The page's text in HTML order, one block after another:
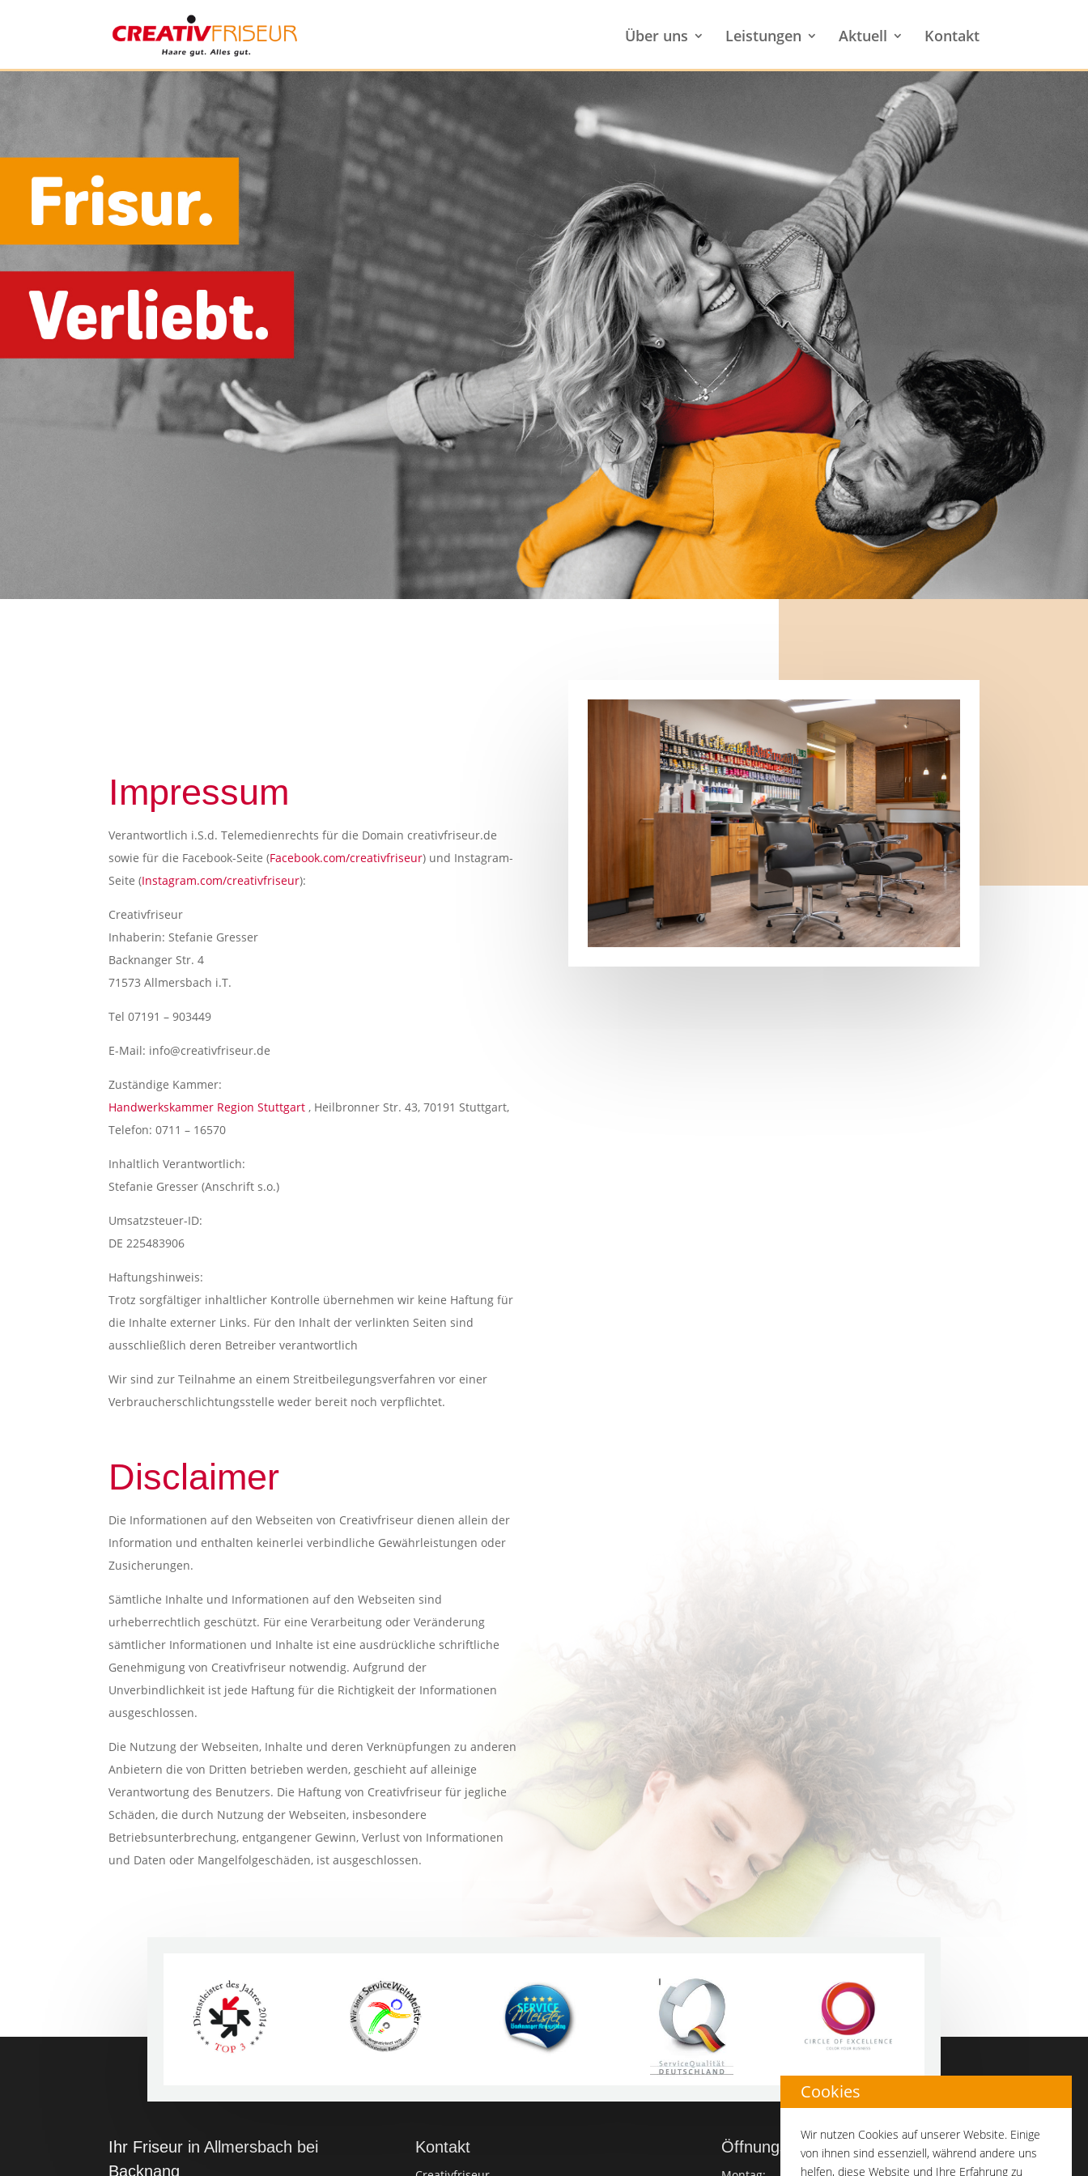
Über uns Leistungen Aktuell Kontakt
Impressum
Verantwortlich i.S.d. Telemedienrechts für die Domain creativfriseur.de
sowie für die Facebook-Seite (Facebook.com/creativfriseur) und Instagram-
Seite (Instagram.com/creativfriseur):
Creativfriseur
Inhaberin: Stefanie Gresser
Backnanger Str. 4
71573 Allmersbach i.T.
Tel 07191 – 903449
E-Mail: info@creativfriseur.de
Zuständige Kammer:
Handwerkskammer Region Stuttgart , Heilbronner Str. 43, 70191 Stuttgart,
Telefon: 0711 – 16570
Inhaltlich Verantwortlich:
Stefanie Gresser (Anschrift s.o.)
Umsatzsteuer-ID:
DE 225483906
Haftungshinweis:
Trotz sorgfältiger inhaltlicher Kontrolle übernehmen wir keine Haftung für
die Inhalte externer Links. Für den Inhalt der verlinkten Seiten sind
ausschließlich deren Betreiber verantwortlich
Wir sind zur Teilnahme an einem Streitbeilegungsverfahren vor einer
Verbraucherschlichtungsstelle weder bereit noch verpflichtet.
Disclaimer
Die Informationen auf den Webseiten von Creativfriseur dienen allein der
Information und enthalten keinerlei verbindliche Gewährleistungen oder
Zusicherungen.
Sämtliche Inhalte und Informationen auf den Webseiten sind
urheberrechtlich geschützt. Für eine Verarbeitung oder Veränderung
sämtlicher Informationen und Inhalte ist eine ausdrückliche schriftliche
Genehmigung von Creativfriseur notwendig. Aufgrund der
Unverbindlichkeit ist jede Haftung für die Richtigkeit der Informationen
ausgeschlossen.
Die Nutzung der Webseiten, Inhalte und deren Verknüpfungen zu anderen
Anbietern die von Dritten betrieben werden, geschieht auf alleinige
Verantwortung des Benutzers. Die Haftung von Creativfriseur für jegliche
Schäden, die durch Nutzung der Webseiten, insbesondere
Betriebsunterbrechung, entgangener Gewinn, Verlust von Informationen
und Daten oder Mangelfolgeschäden, ist ausgeschlossen.
Ihr Friseur in Allmersbach bei
Backnang
Kontakt Öffnungszeiten
Cookies
Wir nutzen Cookies auf unserer Website. Einige
von ihnen sind essenziell, während andere uns
helfen, diese Website und Ihre Erfahrung zu